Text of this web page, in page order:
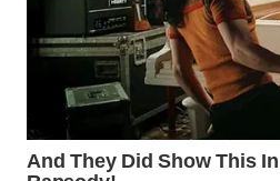
WN
SURABAYA
WN